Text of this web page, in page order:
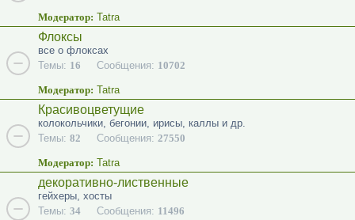
Модератор: Tatra
Флоксы
все о флоксах
Темы: 16 Сообщения: 10702
Модератор: Tatra
Красивоцветущие
колокольчики, бегонии, ирисы, каллы и др.
Темы: 82 Сообщения: 27550
Модератор: Tatra
декоративно-лиственные
гейхеры, хосты
Темы: 34 Сообщения: 11496